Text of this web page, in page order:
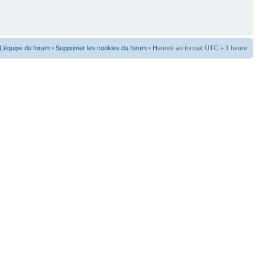
L’équipe du forum • Supprimer les cookies du forum • Heures au format UTC + 1 heure